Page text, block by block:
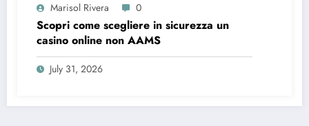
Marisol Rivera 0
Scopri come scegliere in sicurezza un
casino online non AAMS
July 31, 2026